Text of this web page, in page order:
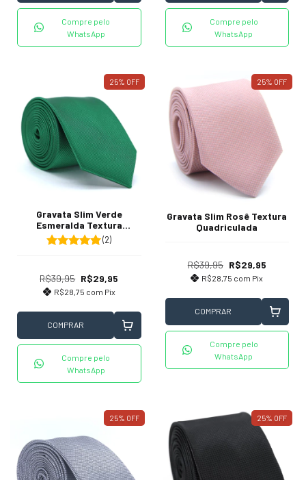
Compre pelo
WhatsApp
Compre pelo
WhatsApp
25% OFF
Gravata Slim Verde
Esmeralda Textura
Listrada (2)
R$39,95 R$29,95
R$28,75 com Pix
COMPRAR
Compre pelo
WhatsApp
25% OFF
Gravata Slim Rosê Textura
Quadriculada
R$39,95 R$29,95
R$28,75 com Pix
COMPRAR
Compre pelo
WhatsApp
25% OFF 25% OFF